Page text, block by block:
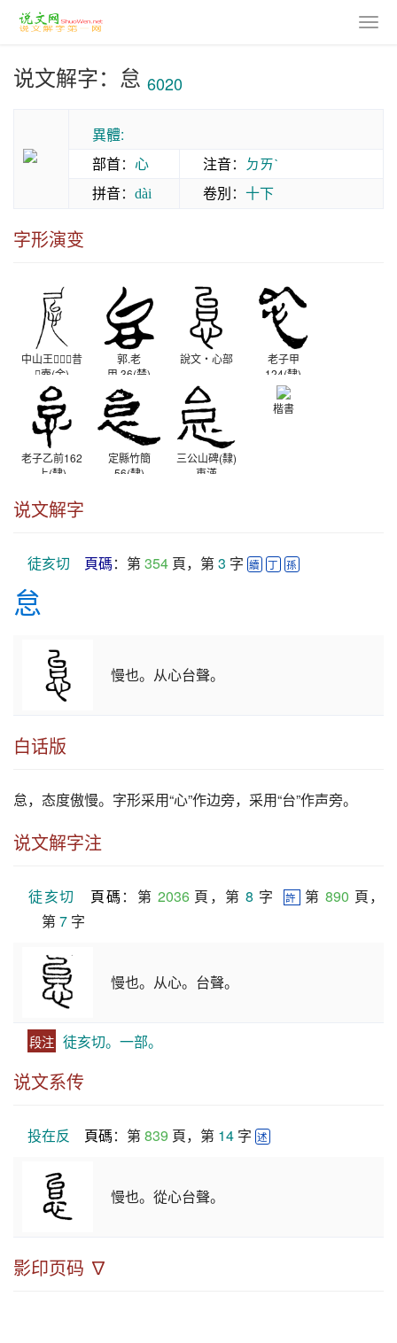
说文解字：怠 6020
異體:
部首： 心 注音： ㄉㄞˋ
拼音： dài 卷別： 十下
字形演变
中山王昔
壺(金)
戰國晚期
郭.老
甲.36(楚)
說文‧心部
老子甲
124(隸)
西漢
老子乙前162
上(隸)
定縣竹簡
56(隸)
三公山碑(隸)
東漢
楷書
说文解字
徒亥切 頁碼：第 354 頁，第 3 字 續 丁 孫
怠
慢也。从心台聲。
白话版
怠，态度傲慢。字形采用“心”作边旁，采用“台”作声旁。
说文解字注
徒亥切 頁碼 ：第 2036 頁，第 8 字 許 第 890 頁，
第 7 字
慢也。从心。台聲。
段注 徒亥切。一部。
说文系传
投在反 頁碼：第 839 頁，第 14 字 述
慢也。從心台聲。
影印页码 ∇